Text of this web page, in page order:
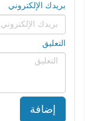
بريدك الإلكتروني
التعليق
إضافة